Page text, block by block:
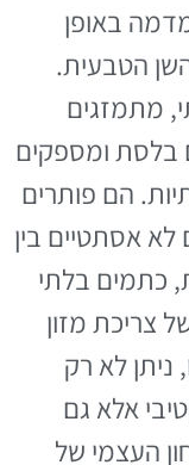
באופן
הטבעית.
מתמזגים
ומספקים
הם פותרים
לא אסתטיים בין
כתמים בלתי
צריכת מזון
לא רק
אלא גם
העצמי של